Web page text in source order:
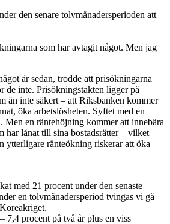
den senare tolvmånadersperioden att
som har avtagit något. Men jag
år sedan, trodde att prisökningarna
de inte. Prisökningstakten ligger på
än inte säkert – att Riksbanken kommer
öka arbetslösheten. Syftet med en
en räntehöjning kommer att innebära
har lånat till sina bostadsrätter – vilket
ytterligare ränteökning riskerar att öka
med 21 procent under den senaste
en tolvmånadersperiod tvingas vi gå
7,4 procent på två år plus en viss